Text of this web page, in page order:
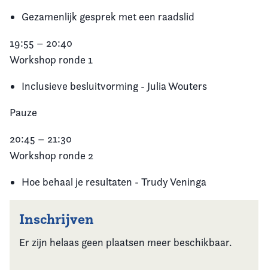
Gezamenlijk gesprek met een raadslid
19:55 – 20:40
Workshop ronde 1
Inclusieve besluitvorming - Julia Wouters
Pauze
20:45 – 21:30
Workshop ronde 2
Hoe behaal je resultaten - Trudy Veninga
Inschrijven
Er zijn helaas geen plaatsen meer beschikbaar.